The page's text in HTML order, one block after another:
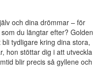
och dina drömmar – för
du längtar efter? Golden
tydligare kring dina stora,
hon stöttar dig i att utveckla
blir precis så gyllene och